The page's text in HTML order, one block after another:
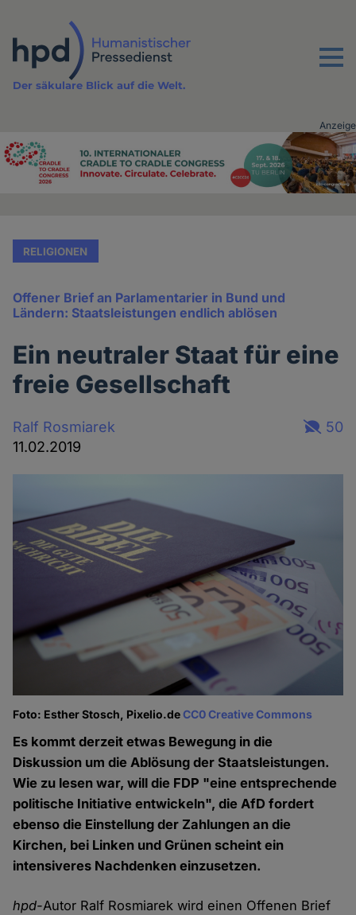
Inhalt
Menu
Der säkulare Blick auf die Welt.
Advertising
Anzeige
RELIGIONEN
Offener Brief an Parlamentarier in Bund und
Ländern: Staatsleistungen endlich ablösen
Ein neutraler Staat für eine
freie Gesellschaft
Ralf Rosmiarek
11.02.2019
50
Foto: Esther Stosch, Pixelio.deCC0 Creative Commons
Es kommt derzeit etwas Bewegung in die
Diskussion um die Ablösung der Staatsleistungen.
Wie zu lesen war, will die FDP "eine entsprechende
politische Initiative entwickeln", die AfD fordert
ebenso die Einstellung der Zahlungen an die
Kirchen, bei Linken und Grünen scheint ein
intensiveres Nachdenken einzusetzen.
hpd-Autor Ralf Rosmiarek wird einen Offenen Brief